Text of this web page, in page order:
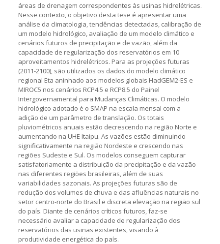
áreas de drenagem correspondentes às usinas hidrelétricas.
Nesse contexto, o objetivo desta tese é apresentar uma
análise da climatologia, tendências detectadas, calibração de
um modelo hidrológico, avaliação de um modelo climático e
cenários futuros de precipitação e de vazão, além da
capacidade de regularização dos reservatórios em 10
aproveitamentos hidrelétricos. Para as projeções futuras
(2011-2100), são utilizados os dados do modelo climático
regional Eta aninhado aos modelos globais HadGEM2-ES e
MIROC5 nos cenários RCP4.5 e RCP8.5 do Painel
Intergovernamental para Mudanças Climáticas. O modelo
hidrológico adotado é o SMAP na escala mensal com a
adição de um parâmetro de translação. Os totais
pluviométricos anuais estão decrescendo na região Norte e
aumentando na UHE Itaipu. As vazões estão diminuindo
significativamente na região Nordeste e crescendo nas
regiões Sudeste e Sul. Os modelos conseguem capturar
satisfatoriamente a distribuição da precipitação e da vazão
nas diferentes regiões brasileiras, além de suas
variabilidades sazonais. As projeções futuras são de
redução dos volumes de chuva e das afluências naturais no
setor centro-norte do Brasil e discreta elevação na região sul
do país. Diante de cenários críticos futuros, faz-se
necessário avaliar a capacidade de regularização dos
reservatórios das usinas existentes, visando à
produtividade energética do país.